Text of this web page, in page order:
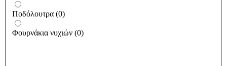
Ποδόλουτρα (0)
Φουρνάκια νυχιών (0)